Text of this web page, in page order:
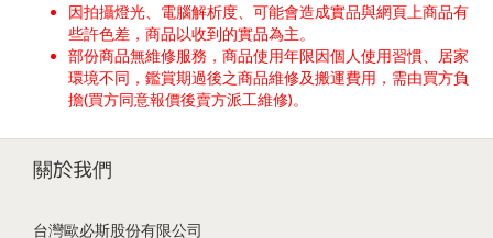
因拍攝燈光、電腦解析度、可能會造成實品與網頁上商品有
些許色差，商品以收到的實品為主。
部份商品無維修服務，商品使用年限因個人使用習慣、居家
環境不同，鑑賞期過後之商品維修及搬運費用，需由買方負
擔(買方同意報價後賣方派工維修)。
關於我們
台灣歐必斯股份有限公司